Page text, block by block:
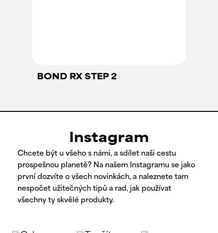
BOND RX STEP 2
Instagram
Chcete být u všeho s námi, a sdílet naši cestu
prospešnou planetě? Na našem Instagramu se jako
první dozvíte o všech novinkách, a naleznete tam
nespočet užitečných tipů a rad, jak používat
všechny ty skvělé produkty.